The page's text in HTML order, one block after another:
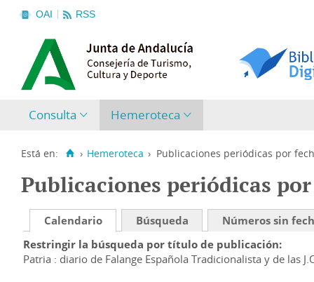
OAI RSS
Consulta Hemeroteca
Está en: › Hemeroteca › Publicaciones periódicas por
Publicaciones periódicas
Calendario Búsqueda
Números sin
Restringir la búsqueda por título de publicación
Patria : diario de Falange Española Tradicionalista y de las